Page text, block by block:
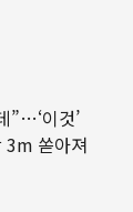
”…‘이것’
3m 쏟아져